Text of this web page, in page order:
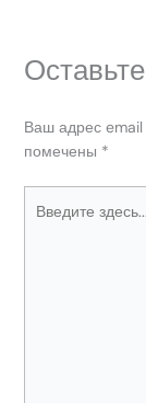
Ваш адрес email
помечены *
здесь...